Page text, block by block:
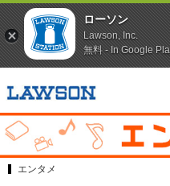
エンタメ
ローソン
Lawson, Inc.
無料 - In Google